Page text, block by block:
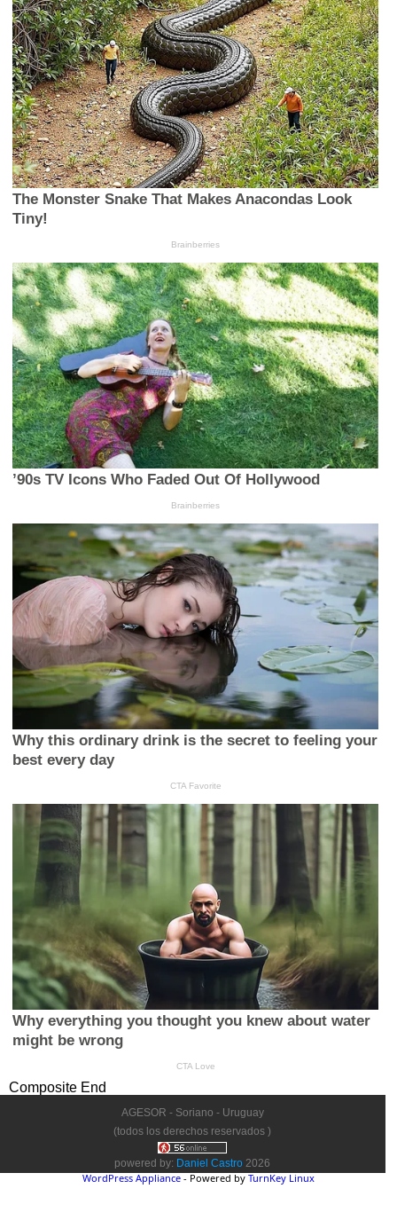
Composite End
AGESOR - Soriano - Uruguay
(todos los derechos reservados )
powered by: Daniel Castro 2026
WordPress Appliance- Powered byTurnKey Linux